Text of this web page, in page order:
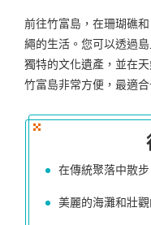
前往竹富島，在珊瑚礁
繩的生活。您可以透過
獨特的文化遺產，並在
竹富島非常方便，最適
在傳統聚落中散步
美麗的海灘和壯